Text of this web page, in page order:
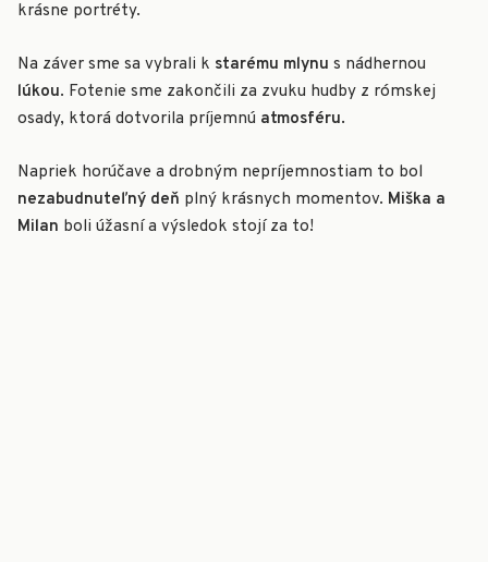
krásne portréty.
Na záver sme sa vybrali k starému mlynu s nádhernou
lúkou. Fotenie sme zakončili za zvuku hudby z rómskej
osady, ktorá dotvorila príjemnú atmosféru.
Napriek horúčave a drobným nepríjemnostiam to bol
nezabudnuteľný deň plný krásnych momentov. Miška a
Milan boli úžasní a výsledok stojí za to!